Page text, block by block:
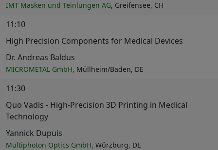
IMT Masken und Teinlungen AG, Greifensee, CH
11:10
High Precision Components for Medical Devices
Dr. Andreas Baldus
MICROMETAL GmbH, Müllheim/Baden, DE
11:30
Quo Vadis - High-Precision 3D Printing in Medical
Technology
Yannick Dupuis
Multiphoton Optics GmbH, Würzburg, DE